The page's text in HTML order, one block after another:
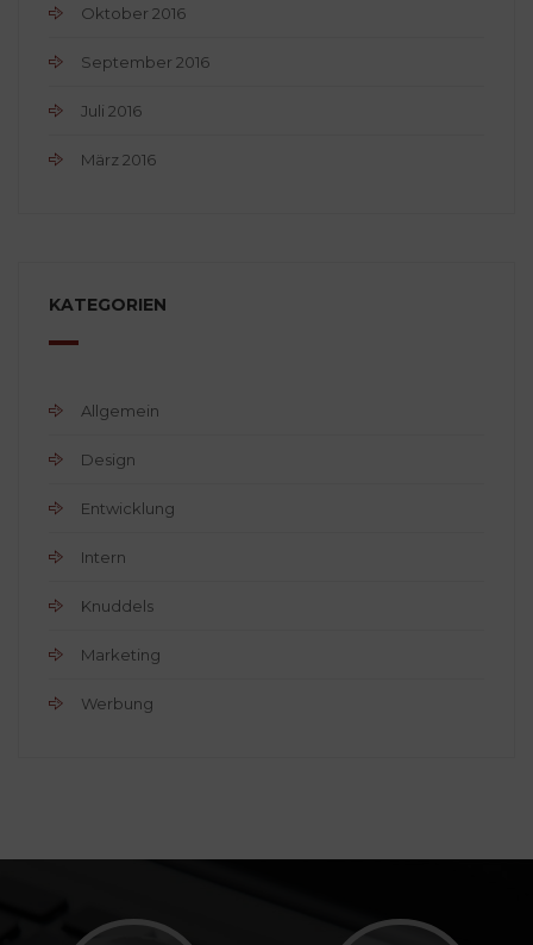
Oktober 2016
September 2016
Juli 2016
März 2016
KATEGORIEN
Allgemein
Design
Entwicklung
Intern
Knuddels
Marketing
Werbung